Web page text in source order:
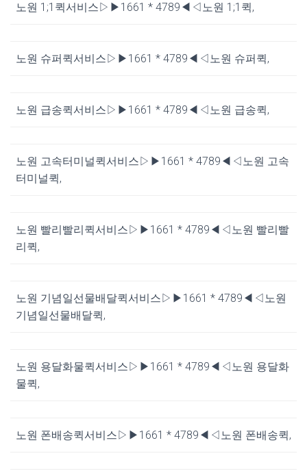
노원 1;1퀵서비스▷▶1661 * 4789◀◁노원 1;1퀵,
노원 슈퍼퀵서비스▷▶1661 * 4789◀◁노원 슈퍼퀵,
노원 급송퀵서비스▷▶1661 * 4789◀◁노원 급송퀵,
노원 고속터미널퀵서비스▷▶1661 * 4789◀◁노원 고속
터미널퀵,
노원 빨리빨리퀵서비스▷▶1661 * 4789◀◁노원 빨리빨
리퀵,
노원 기념일선물배달퀵서비스▷▶1661 * 4789◀◁노원
기념일선물배달퀵,
노원 용달화물퀵서비스▷▶1661 * 4789◀◁노원 용달화
물퀵,
노원 폰배송퀵서비스▷▶1661 * 4789◀◁노원 폰배송퀵,